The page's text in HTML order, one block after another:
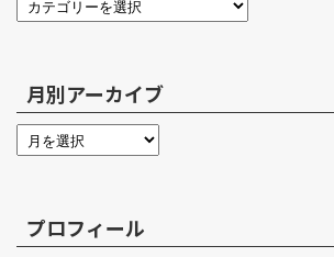
月別アーカイブ
プロフィール